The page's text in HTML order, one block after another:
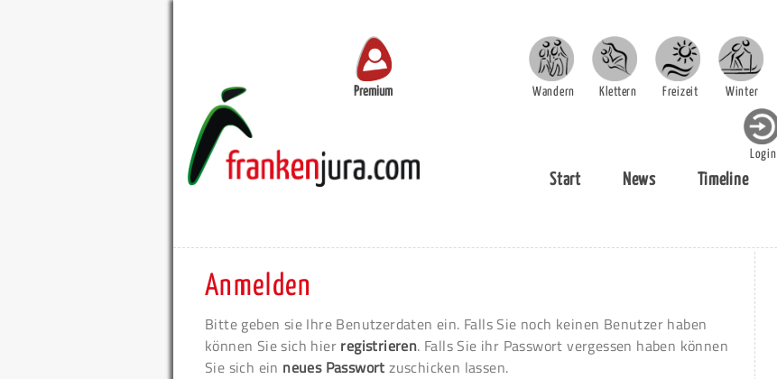
Premium Wandern Klettern Freizeit Winter
Login
Start News Timeline
Anmelden
Bitte geben sie Ihre Benutzerdaten ein. Falls Sie noch keinen Benutzer haben
können Sie sich hier registrieren. Falls Sie ihr Passwort vergessen haben können
Sie sich ein neues Passwort zuschicken lassen.